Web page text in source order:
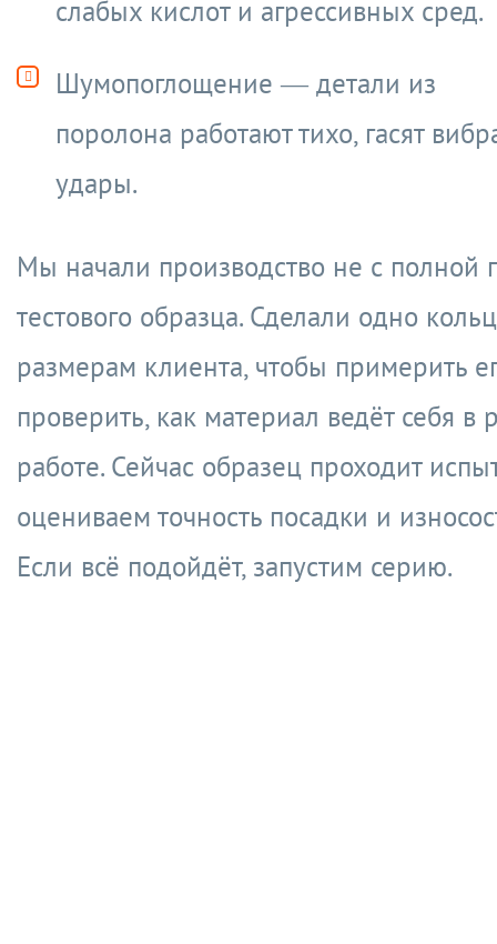
слабых кислот и агрессивных сред.
Шумопоглощение — детали из
поролона работают тихо, гасят
удары.
Мы начали производство не с полной
тестового образца. Сделали одно
размерам клиента, чтобы примерить
проверить, как материал ведёт себя в
работе. Сейчас образец проходит
оцениваем точность посадки и
Если всё подойдёт, запустим серию.